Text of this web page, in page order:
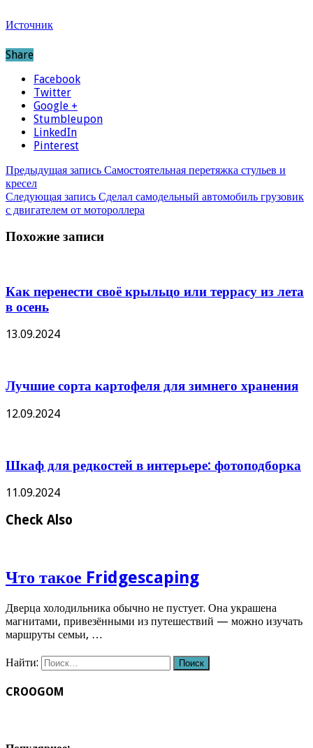
Источник
Share
Facebook
Twitter
Google +
Stumbleupon
LinkedIn
Pinterest
Предыдущая запись Самостоятельная перетяжка стульев и
кресел
Следующая запись Сделал самодельный автомобиль грузовик
с двигателем от мотороллера
Похожие записи
Как перенести своё крыльцо или террасу из лета
в осень
13.09.2024
Лучшие сорта картофеля для зимнего хранения
12.09.2024
Шкаф для редкостей в интерьере: фотоподборка
11.09.2024
Check Also
Что такое Fridgescaping
Дверца холодильника обычно не пустует. Она украшена
магнитами, привезёнными из путешествий — можно изучать
маршруты семьи, …
Найти:
CROOGOM